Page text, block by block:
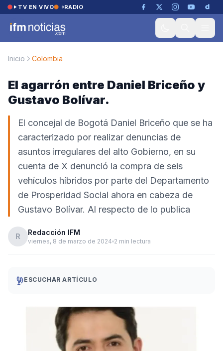
Saltar al contenido
TV EN VIVO RADIO
Inicio Colombia
El agarrón entre Daniel Briceño y
Gustavo Bolívar.
El concejal de Bogotá Daniel Briceño que se ha
caracterizado por realizar denuncias de
asuntos irregulares del alto Gobierno, en su
cuenta de X denunció la compra de seis
vehículos híbridos por parte del Departamento
de Prosperidad Social ahora en cabeza de
Gustavo Bolívar. Al respecto de lo publica
R Redacción IFM
viernes, 8 de marzo de 2024 2 min lectura
ESCUCHAR ARTÍCULO